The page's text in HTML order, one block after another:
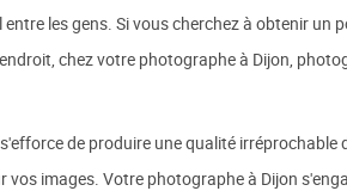
entre les gens. Si vous cherchez à obtenir
chez votre photographe à Dijon,
de produire une qualité irréprochable
vos images. Votre photographe à Dijon